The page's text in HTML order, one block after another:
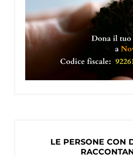
LE PERSONE CON